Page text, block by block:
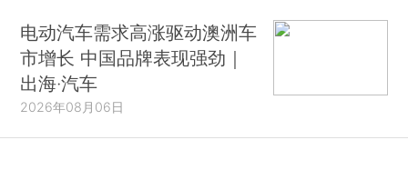
电动汽车需求高涨驱动澳洲车
市增长 中国品牌表现强劲｜
出海·汽车
2026年08月06日